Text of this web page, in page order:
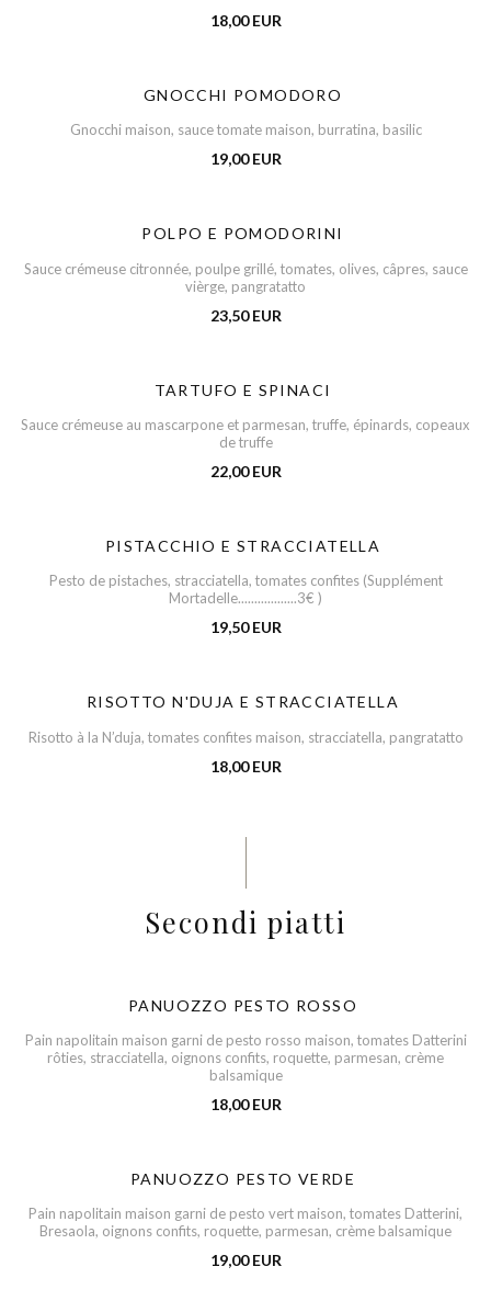
18,00 EUR
GNOCCHI POMODORO
Gnocchi maison, sauce tomate maison, burratina, basilic
19,00 EUR
POLPO E POMODORINI
Sauce crémeuse citronnée, poulpe grillé, tomates, olives, câpres, sauce
vièrge, pangratatto
23,50 EUR
TARTUFO E SPINACI
Sauce crémeuse au mascarpone et parmesan, truffe, épinards, copeaux
de truffe
22,00 EUR
PISTACCHIO E STRACCIATELLA
Pesto de pistaches, stracciatella, tomates confites (Supplément
Mortadelle..................3€ )
19,50 EUR
RISOTTO N'DUJA E STRACCIATELLA
Risotto à la N’duja, tomates confites maison, stracciatella, pangratatto
18,00 EUR
Secondi piatti
PANUOZZO PESTO ROSSO
Pain napolitain maison garni de pesto rosso maison, tomates Datterini
rôties, stracciatella, oignons confits, roquette, parmesan, crème
balsamique
18,00 EUR
PANUOZZO PESTO VERDE
Pain napolitain maison garni de pesto vert maison, tomates Datterini,
Bresaola, oignons confits, roquette, parmesan, crème balsamique
19,00 EUR